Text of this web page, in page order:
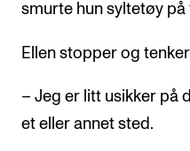
smurte hun syltetøy på
Ellen stopper og
– Jeg er litt usikker på
et eller annet sted.